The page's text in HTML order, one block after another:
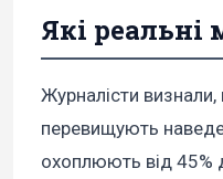
Які
Журналісти
перевищують
охоплюють від 45%